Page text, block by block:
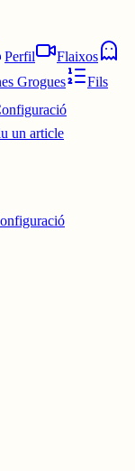
Perfil
Flaixos
Grogues
Fils
un article